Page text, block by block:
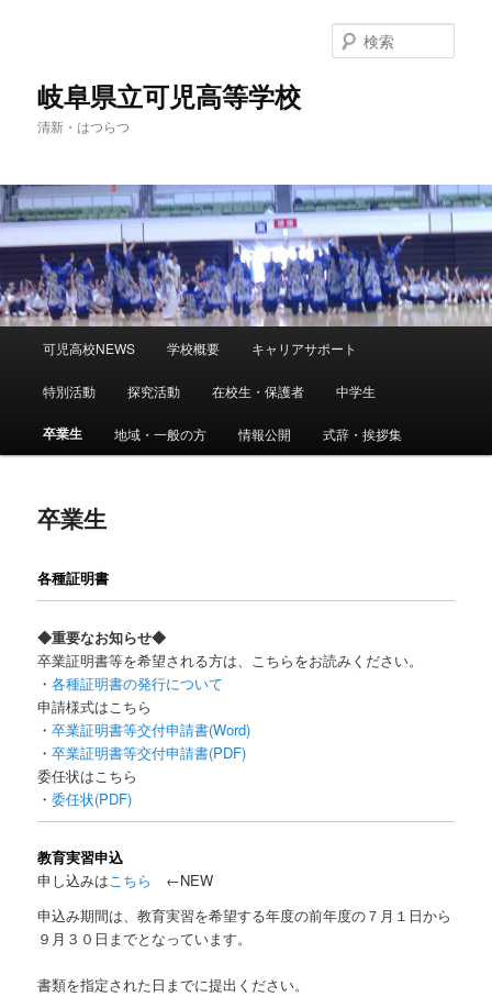
岐阜県立可児高等学校
清新・はつらつ
索
ュ
メ
イ
ン
テ
ン
ツ
へ
移
動
可児高校NEWS 学校概要 キャリアサポート
特別活動 探究活動 在校生・保護者 中学生
卒業生 地域・一般の方 情報公開 式辞・挨拶集
卒業生
各種証明書
◆重要なお知らせ◆
卒業証明書等を希望される方は、こちらをお読みください。
・各種証明書の発行について
申請様式はこちら
・卒業証明書等交付申請書(Word)
・卒業証明書等交付申請書(PDF)
委任状はこちら
・委任状(PDF)
教育実習申込
申し込みはこちら
←NEW
申込み期間は、教育実習を希望する年度の前年度の７月１日から
９月３０日までとなっています。
書類を指定された日までに提出ください。